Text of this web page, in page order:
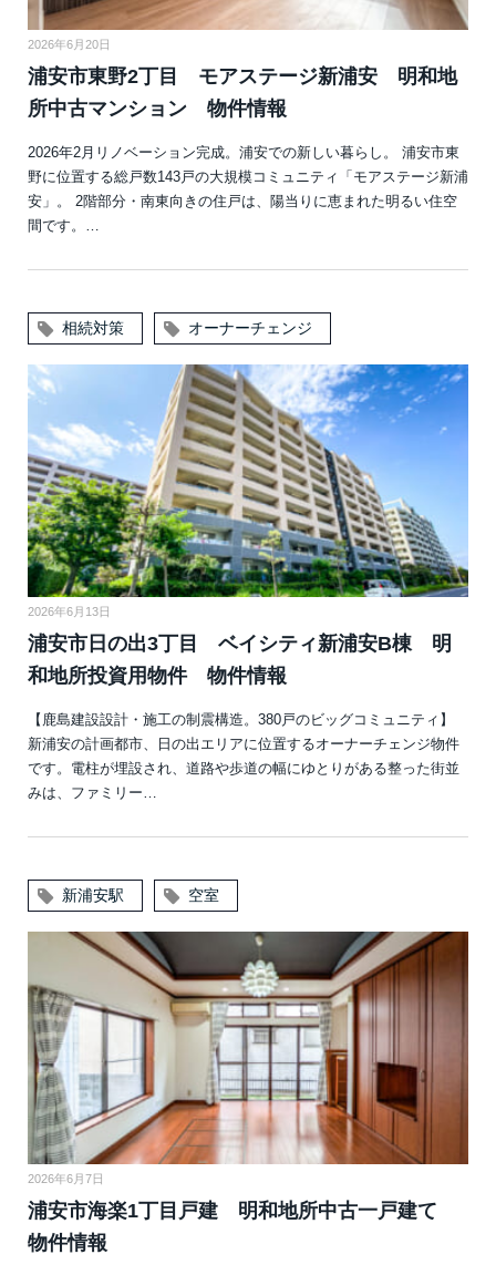
2026年6月20日
浦安市東野2丁目 モアステージ新浦安 明和地
所中古マンション 物件情報
2026年2月リノベーション完成。浦安での新しい暮らし。 浦安市東
野に位置する総戸数143戸の大規模コミュニティ「モアステージ新浦
安」。 2階部分・南東向きの住戸は、陽当りに恵まれた明るい住空
間です。…
相続対策 オーナーチェンジ
2026年6月13日
浦安市日の出3丁目 ベイシティ新浦安B棟 明
和地所投資用物件 物件情報
【鹿島建設設計・施工の制震構造。380戸のビッグコミュニティ】
新浦安の計画都市、日の出エリアに位置するオーナーチェンジ物件
です。電柱が埋設され、道路や歩道の幅にゆとりがある整った街並
みは、ファミリー…
新浦安駅 空室
2026年6月7日
浦安市海楽1丁目戸建 明和地所中古一戸建て
物件情報